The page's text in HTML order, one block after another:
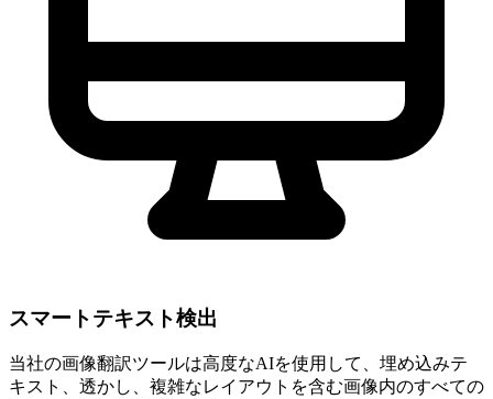
スマートテキスト検出
当社の画像翻訳ツールは高度なAIを使用して、埋め込みテ
キスト、透かし、複雑なレイアウトを含む画像内のすべての